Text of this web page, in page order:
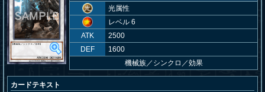
光属性
レベル 6
ATK
2500
DEF
1600
機械族／ シンクロ／効果
カードテキスト